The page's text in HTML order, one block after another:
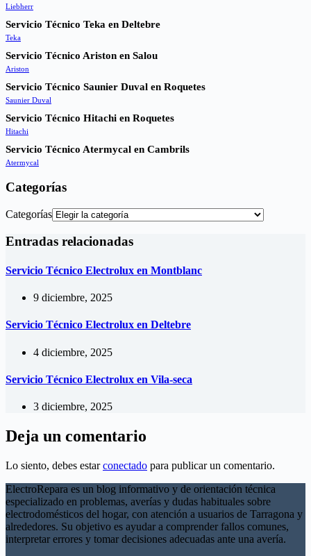
Liebherr
Servicio Técnico Teka en Deltebre
Teka
Servicio Técnico Ariston en Salou
Ariston
Servicio Técnico Saunier Duval en Roquetes
Saunier Duval
Servicio Técnico Hitachi en Roquetes
Hitachi
Servicio Técnico Atermycal en Cambrils
Atermycal
Categorías
Categorías
Entradas relacionadas
Servicio Técnico Electrolux en Montblanc
9 diciembre, 2025
Servicio Técnico Electrolux en Deltebre
4 diciembre, 2025
Servicio Técnico Electrolux en Vila-seca
3 diciembre, 2025
Deja un comentario
Lo siento, debes estarconectado para publicar un comentario.
ElectroRepara es un blog informativo y de orientación técnica
especializado en problemas, averías y dudas habituales sobre
electrodomésticos del hogar, con atención a usuarios de Tarragona y
alrededores. Su objetivo es ayudar a comprender fallos comunes,
interpretar errores y tomar decisiones adecuadas ante una avería.